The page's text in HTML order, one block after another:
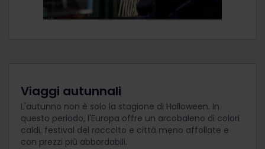
Viaggi autunnali
L'autunno non è solo la stagione di Halloween. In
questo periodo, l'Europa offre un arcobaleno di colori
caldi, festival del raccolto e città meno affollate e
con prezzi più abbordabili.